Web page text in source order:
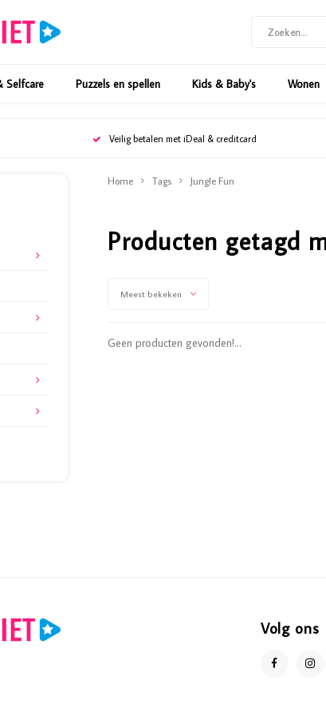
Selfcare Puzzels en spellen Kids & Baby's Wonen
Veilig betalen met iDeal & creditcard
Home Tags Jungle Fun
Producten getagd
Meest bekeken
Geen producten gevonden!...
Volg ons